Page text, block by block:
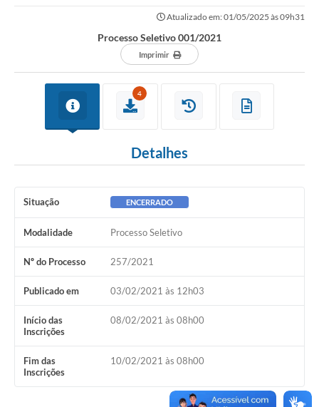
Atualizado em: 01/05/2025 às 09h31
Processo Seletivo 001/2021
Imprimir
4
Detalhes
Situação ENCERRADO
Modalidade Processo Seletivo
Nº do Processo 257/2021
Publicado em 03/02/2021 às 12h03
Início das
Inscrições
08/02/2021 às 08h00
Fim das
Inscrições
10/02/2021 às 08h00